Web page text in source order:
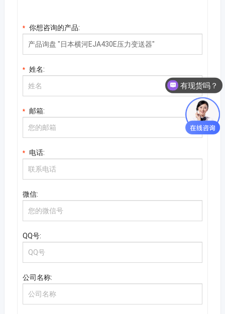
* 你想咨询的产品:
* 姓名:
* 邮箱:
* 电话:
微信:
QQ号:
公司名称:
有现货吗？